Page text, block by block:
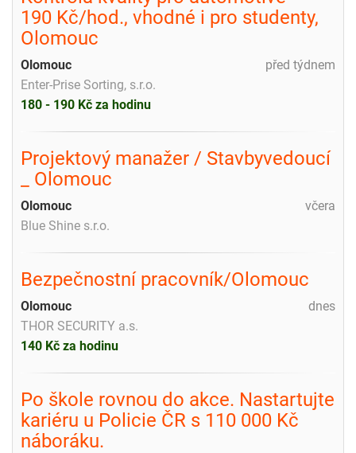
190 Kč/hod., vhodné i pro studenty,
Olomouc
před týdnem
Olomouc
Enter-Prise Sorting, s.r.o.
180 - 190 Kč za hodinu
Projektový manažer / Stavbyvedoucí
_ Olomouc
včera
Olomouc
Blue Shine s.r.o.
Bezpečnostní pracovník/Olomouc
dnes
Olomouc
THOR SECURITY a.s.
140 Kč za hodinu
Po škole rovnou do akce. Nastartujte
kariéru u Policie ČR s 110 000 Kč
náboráku.